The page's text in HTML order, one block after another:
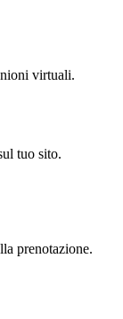
virtuali.
tuo sito.
prenotazione.